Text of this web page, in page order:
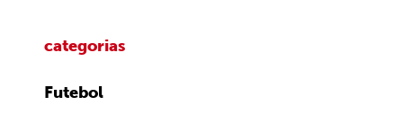
categorias
Futebol